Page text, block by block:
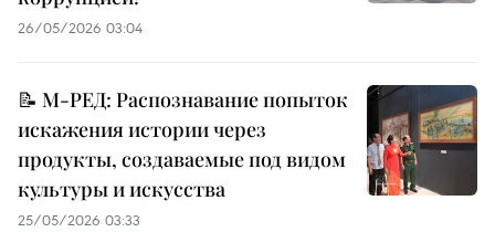
26/05/2026 03:04
📝 М-РЕД: Распознавание попыток
искажения истории через
продукты, создаваемые под видом
культуры и искусства
25/05/2026 03:33